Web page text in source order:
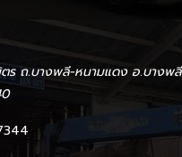
ร ถ.บางพลี-หนามแดง อ.บางพลี